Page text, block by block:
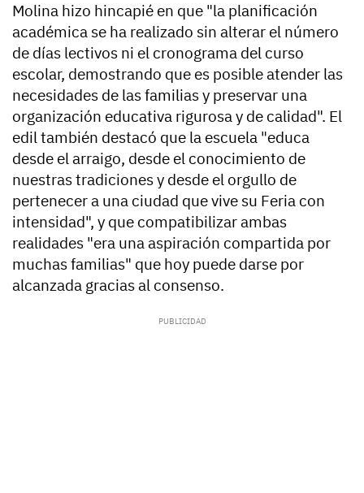
Molina hizo hincapié en que "la planificación
académica se ha realizado sin alterar el número
de días lectivos ni el cronograma del curso
escolar, demostrando que es posible atender las
necesidades de las familias y preservar una
organización educativa rigurosa y de calidad". El
edil también destacó que la escuela "educa
desde el arraigo, desde el conocimiento de
nuestras tradiciones y desde el orgullo de
pertenecer a una ciudad que vive su Feria con
intensidad", y que compatibilizar ambas
realidades "era una aspiración compartida por
muchas familias" que hoy puede darse por
alcanzada gracias al consenso.